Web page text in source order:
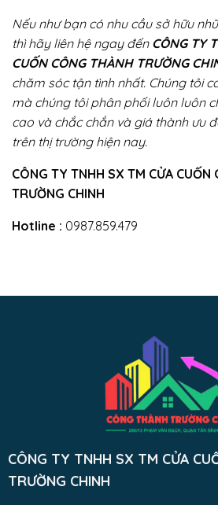
Nếu như bạn có nhu cầu sở hữu
thì hãy liên hệ ngay đến CÔNG TY
CUỐN CÔNG THÀNH TRƯỜNG
chăm sóc tận tình nhất. Chúng tôi
mà chúng tôi phân phối luôn luôn
cao và chắc chắn và giá thành ưu
trên thị trường hiện nay.
CÔNG TY TNHH SX TM CỬA CUỐN
TRƯỜNG CHINH
Hotline : 0987.859.479
CÔNG TY TNHH SX TM CỬA
TRƯỜNG CHINH